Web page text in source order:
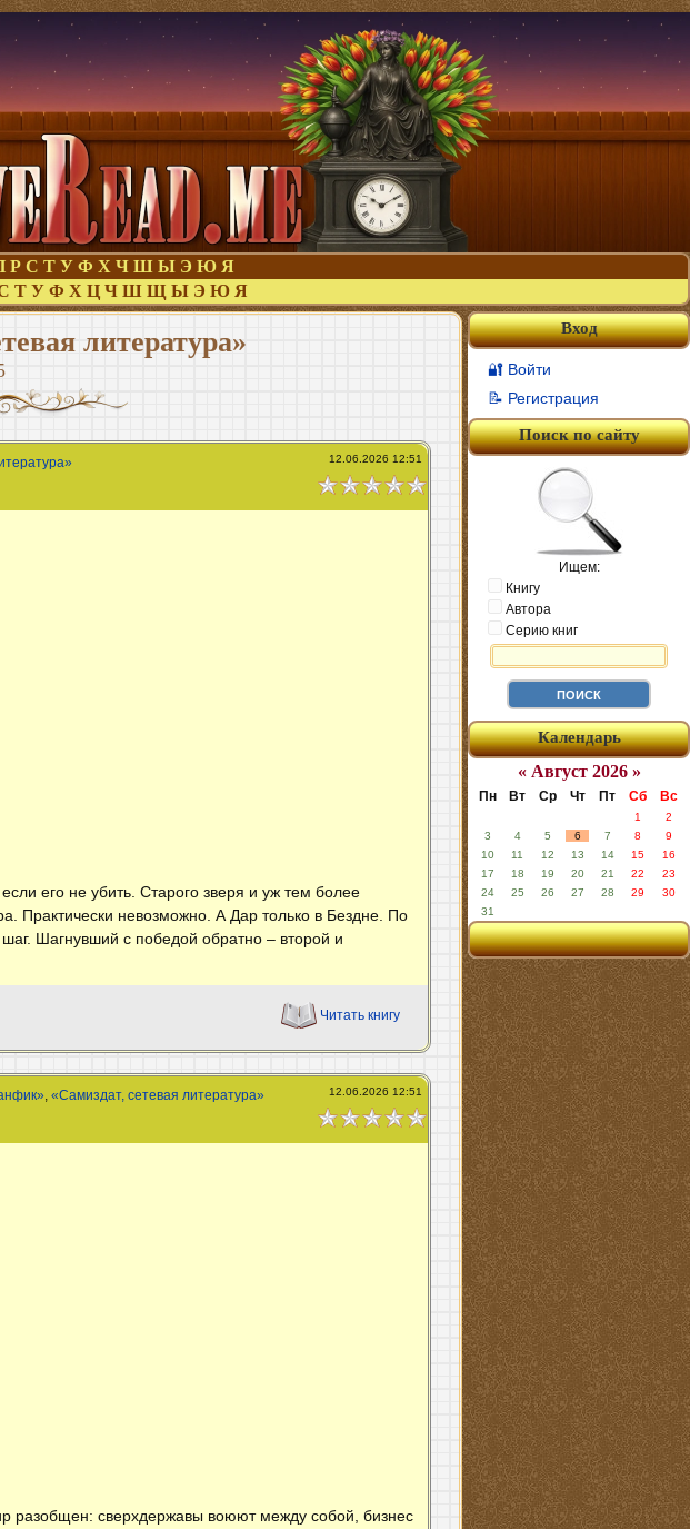
Р С Т У Ф Х Ч Ш Ы Э Ю Я
Т У Ф Х Ц Ч Ш Щ Ы Э Ю Я
литература»
12.06.2026 12:51
его не убить. Старого зверя и уж тем более
Практически невозможно. А Дар только в Бездне. По
Шагнувший с победой обратно – второй и
Читать книгу
,«Самиздат, сетевая литература» 12.06.2026 12:51
сверхдержавы воюют между собой, бизнес
Вход
🔐 Войти
📝 Регистрация
Поиск по сайту
Ищем:
Книгу
Автора
Серию книг
Календарь
« Август 2026 »
Пн Вт Ср Чт Пт Сб Вс
1
2
3
4 5 6 7 8
9
10
11 12 13 14 15
16
17
18 19 20 21 22
23
24
25 26 27 28 29
30
31